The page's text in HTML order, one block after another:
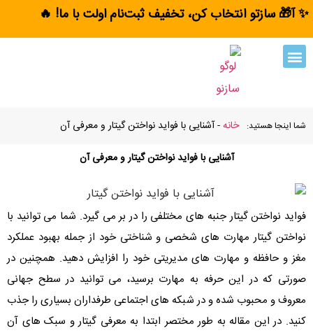
✨ آ🎁 سازتو انتخاب کن، تخفیف ثبت‌نام اولت با ما! 🔥
شما اینجا هستید: خانه-آشنایی با فواید نواختن گیتار و معرفی آن
آشنایی با فواید نواختن گیتار و معرفی آن
فواید نواختن گیتار جنبه های مختلفی را در بر می گیرد. شما می توانید با
نواختن گیتار مهارت های شخصی و شناختی خود از جمله بهبود عملکرد
مغز و حافظه و مهارت های مدیریتی خود را افزایش دهید. همچنین در
صورتی که در این حرفه به مهارت برسید، می توانید در سطح جهانی
معروف و محبوب شده و در شبکه های اجتماعی طرفداران بسیاری را جذب
کنید. در این مقاله به طور مختصر ابتدا به معرفی گیتار و سبک های آن